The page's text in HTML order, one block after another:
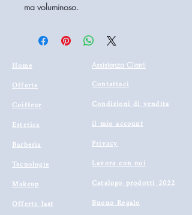
ma voluminoso.
Home
Offerte
Coiffeur
Estetica
Barberia
Tecnologie
Makeup
Offerte last
Assistenza Clienti
Contattaci
Condizioni di vendita
il mio account
Privacy
Lavora con noi
Catalogo prodotti 2022
Buono Regalo